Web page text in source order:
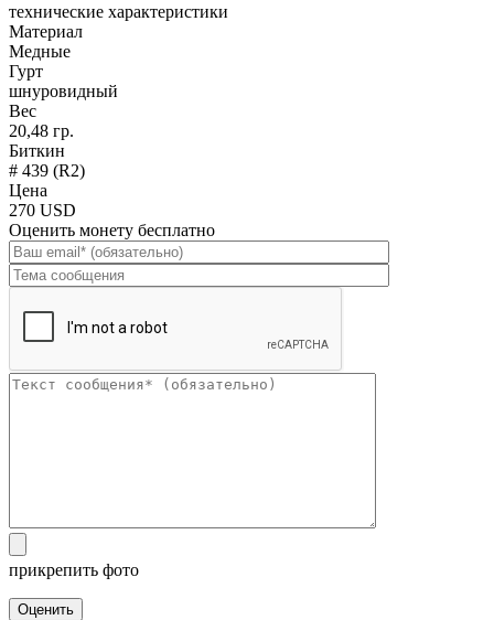
технические характеристики
Материал
Медные
Гурт
шнуровидный
Вес
20,48 гр.
Биткин
# 439 (R2)
Цена
270 USD
Оценить монету бесплатно
прикрепить фото
Оценить